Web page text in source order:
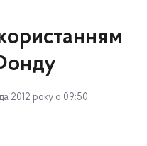
2012 року о 09:50